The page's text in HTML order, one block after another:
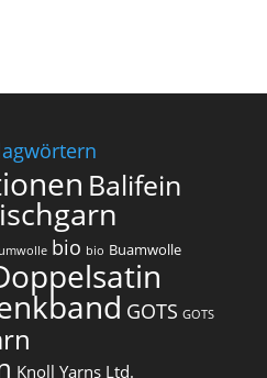
Balifein
bio bio Buamwolle
GOTS GOTS
Knoll Yarns Ltd.